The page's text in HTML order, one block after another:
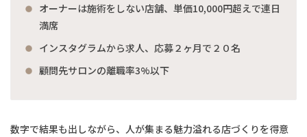
オーナーは施術をしない店舗、単価10,000円超えで連日
満席
インスタグラムから求人、応募２ヶ月で２０名
顧問先サロンの離職率3%以下
数字で結果も出しながら、人が集まる魅力溢れる店づくりを得意